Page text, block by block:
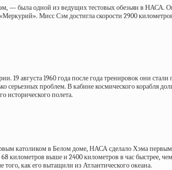
была одной из ведущих тестовых обезьян в НАСА.
«Меркурий». Мисс Сэм достигла скорости 2900
19 августа 1960 года после года тренировок они
серьезных проблем. В кабине космического корабля
исторического полета.
католиком в Белом доме, НАСА сделало Хэма
километров выше и 2400 километров в час быстрее,
того, как его вытащили из Атлантического океана.